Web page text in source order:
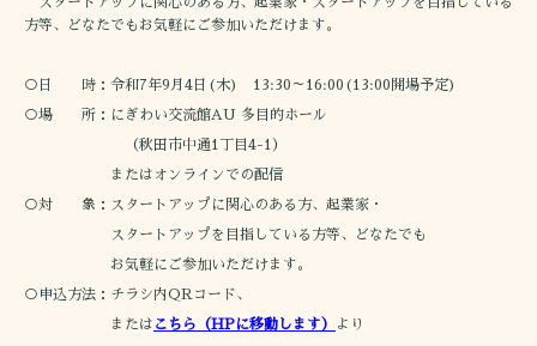
スタートアップに関心のある方、起業家・スタートアップを目指している
方等、どなたでもお気軽にご参加いただけます。
○日 時：令和7年9月4日(木) 13:30～16:00(13:00開場予定)
○場 所：にぎわい交流館AU 多目的ホール
（秋田市中通1丁目4-1）
またはオンラインでの配信
○対 象：スタートアップに関心のある方、起業家・
スタートアップを目指している方等、どなたでも
お気軽にご参加いただけます。
○申込方法：チラシ内QRコード、
または こちら（HPに移動します） より